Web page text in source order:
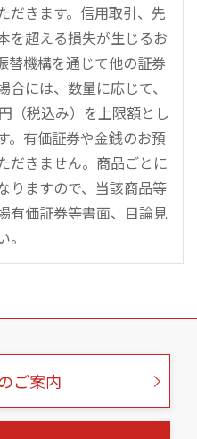
だきます。信用取引、先
を超える損失が生じるお
替機構を通じて他の証券
には、数量に応じて、
（税込み）を上限額とし
。有価証券や金銭のお預
だきません。商品ごとに
りますので、当該商品等
有価証券等書面、目論見
ご案内